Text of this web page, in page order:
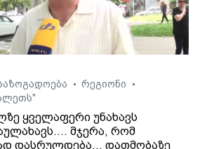
• რეგიონი •
ყველაფერი უნახავს
მჯერა, რომ
დასრულდება... დათმობაზე